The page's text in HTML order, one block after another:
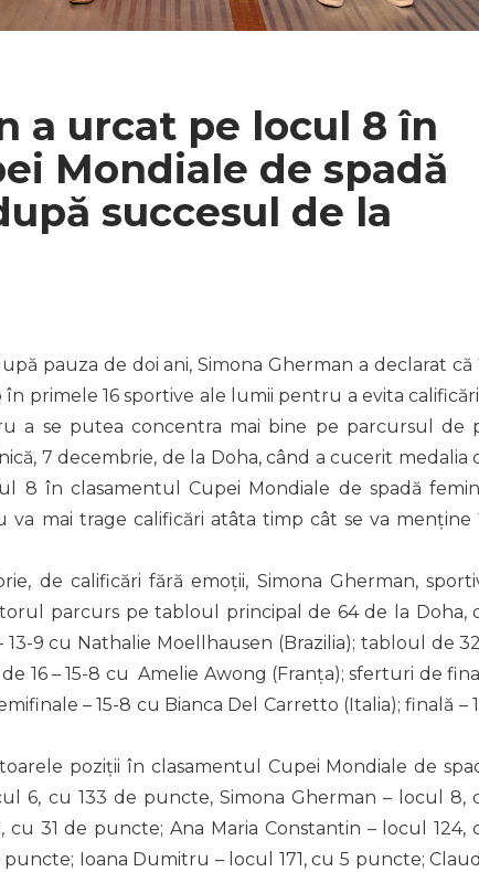
a urcat pe locul 8 în
Mondiale de spadă
succesul de la
pauza de doi ani, Simona Gherman a declarat că
primele 16 sportive ale lumii pentru a evita
a se putea concentra mai bine pe parcursul de
7 decembrie, de la Doha, când a cucerit medalia
8 în clasamentul Cupei Mondiale de spadă
va mai trage calificări atâta timp cât se va menține
de calificări fără emoții, Simona Gherman,
parcurs pe tabloul principal de 64 de la Doha,
9 cu Nathalie Moellhausen (Brazilia); tabloul de
16 – 15-8 cu Amelie Awong (Franța); sferturi de
– 15-8 cu Bianca Del Carretto (Italia); finală –
poziții în clasamentul Cupei Mondiale de
6, cu 133 de puncte, Simona Gherman – locul 8,
31 de puncte; Ana Maria Constantin – locul 124,
Ioana Dumitru – locul 171, cu 5 puncte;